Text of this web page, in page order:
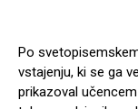
Po
vstajenju, ki se ga
prikazoval